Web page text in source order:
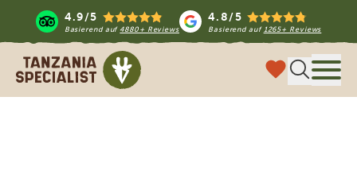
4.9/5
Basierend auf 4880+ Reviews
4.8/5
Basierend auf 1265+ Reviews
Tanzania Specialist